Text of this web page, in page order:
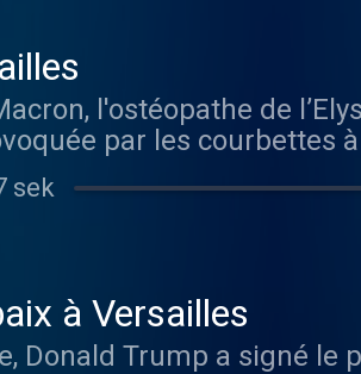
l'ostéopathe de
par les courbettes
sek
à Versailles
Donald Trump a signé le